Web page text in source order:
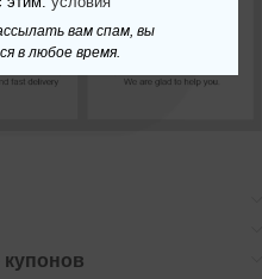
вам спам, вы
в любое время.